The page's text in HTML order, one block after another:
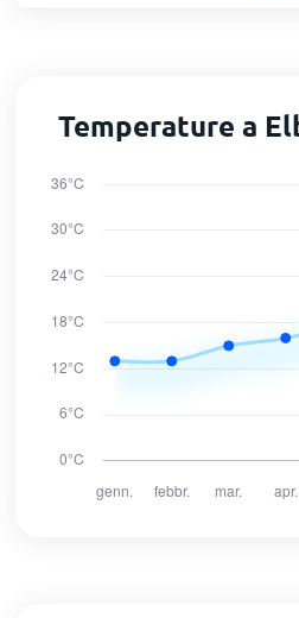
Temperature a